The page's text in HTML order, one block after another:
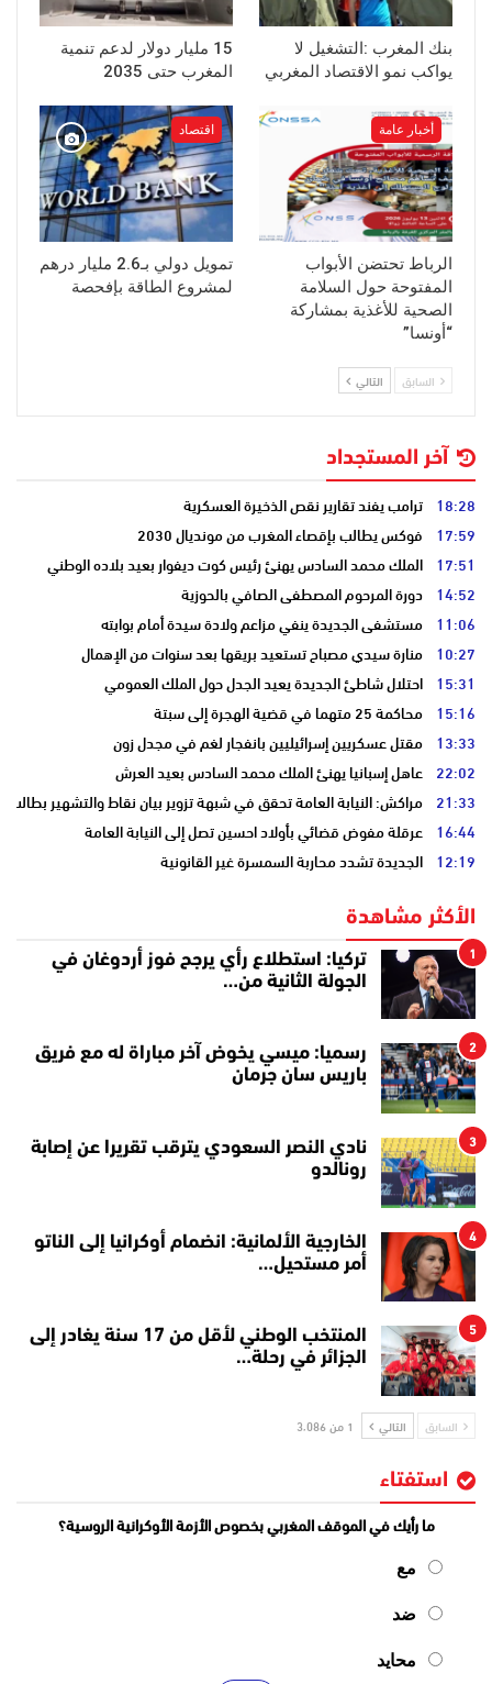
بنك المغرب :التشغيل لا
يواكب نمو الاقتصاد المغربي
15 مليار دولار لدعم تنمية
المغرب حتى 2035
أخبار عامة
الرباط تحتضن الأبواب
المفتوحة حول السلامة
الصحية للأغذية بمشاركة
“أونسا”
اقتصاد
تمويل دولي بـ2.6 مليار درهم
لمشروع الطاقة بإفحصة
السابق التالي
آخر المستجداد
18:28 ترامب يفند تقارير نقص الذخيرة العسكرية
17:59 فوكس يطالب بإقصاء المغرب من مونديال 2030
17:51 الملك محمد السادس يهنئ رئيس كوت ديفوار بعيد بلاده الوطني
14:52 دورة المرحوم المصطفى الصافي بالحوزية
11:06 مستشفى الجديدة ينفي مزاعم ولادة سيدة أمام بوابته
10:27 منارة سيدي مصباح تستعيد بريقها بعد سنوات من الإهمال
15:31 احتلال شاطئ الجديدة يعيد الجدل حول الملك العمومي
15:16 محاكمة 25 متهما في قضية الهجرة إلى سبتة
13:33 مقتل عسكريين إسرائيليين بانفجار لغم في مجدل زون
22:02 عاهل إسبانيا يهنئ الملك محمد السادس بعيد العرش
21:33 مراكش: النيابة العامة تحقق في شبهة تزوير بيان نقاط والتشهير بطالب
16:44 عرقلة مفوض قضائي بأولاد احسين تصل إلى النيابة العامة
12:19 الجديدة تشدد محاربة السمسرة غير القانونية
الأكثر مشاهدة
1
تركيا: استطلاع رأي يرجح فوز أردوغان في
الجولة الثانية من…
2
رسميا: ميسي يخوض آخر مباراة له مع فريق
باريس سان جرمان
3
نادي النصر السعودي يترقب تقريرا عن إصابة
رونالدو
4
الخارجية الألمانية: انضمام أوكرانيا إلى الناتو
أمر مستحيل…
5
المنتخب الوطني لأقل من 17 سنة يغادر إلى
الجزائر في رحلة…
السابق التالي 1 من 3٬086
استفتاء
ما رأيك في الموقف المغربي بخصوص الأزمة الأوكرانية الروسية؟
مع
ضد
محايد